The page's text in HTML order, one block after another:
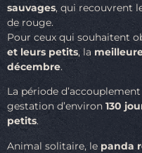
sauvages, qui recouvrent
de rouge.
Pour ceux qui souhaitent
et leurs petits, la
décembre.
La période
gestation d’environ 130
petits.
Animal solitaire, le panda